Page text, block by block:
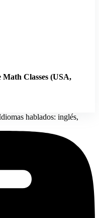
Math Classes (USA,
hablados: inglés,